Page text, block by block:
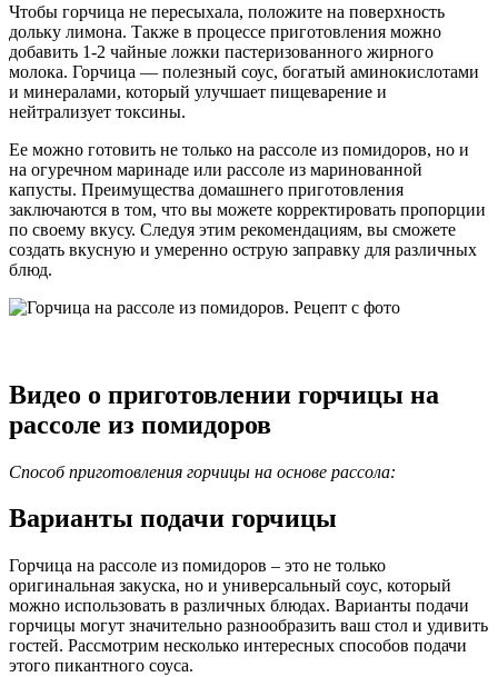
Чтобы горчица не пересыхала, положите на поверхность
дольку лимона. Также в процессе приготовления можно
добавить 1-2 чайные ложки пастеризованного жирного
молока. Горчица — полезный соус, богатый аминокислотами
и минералами, который улучшает пищеварение и
нейтрализует токсины.
Ее можно готовить не только на рассоле из помидоров, но и
на огуречном маринаде или рассоле из маринованной
капусты. Преимущества домашнего приготовления
заключаются в том, что вы можете корректировать пропорции
по своему вкусу. Следуя этим рекомендациям, вы сможете
создать вкусную и умеренно острую заправку для различных
блюд.
Видео о приготовлении горчицы на
рассоле из помидоров
Способ приготовления горчицы на основе рассола:
Варианты подачи горчицы
Горчица на рассоле из помидоров – это не только
оригинальная закуска, но и универсальный соус, который
можно использовать в различных блюдах. Варианты подачи
горчицы могут значительно разнообразить ваш стол и удивить
гостей. Рассмотрим несколько интересных способов подачи
этого пикантного соуса.